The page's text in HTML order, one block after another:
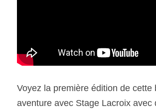
Voyez la première édition de cette
aventure avec Stage Lacroix avec